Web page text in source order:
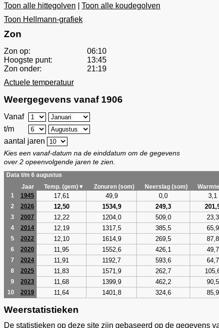
Toon alle hittegolven
Toon alle koudegolven
Toon Hellmann-grafiek
Zon
Zon op:
06:10
Hoogste punt:
13:45
Zon onder:
21:19
Actuele temperatuur
Weergegevens vanaf 1906
Vanaf
t/m
aantal jaren
Kies een vanaf-datum na de einddatum om de gegevens
over 2 opeenvolgende jaren te zien.
Data t/m 6 augustus
Jaar
Temp. (gem)▼ Zonuren (som) Neerslag (som)
1
1945 17,61 49,9 0,0 3,1
2 2026 12,50 1534,9 249,3
3 2007 12,22 1204,0 509,0 23,3
4 2014 12,19 1317,5 385,5 65,9
5 2022 12,10 1614,9 269,5 87,8
6 2020 11,95 1552,6 426,1 49,7
7 2024 11,91 1192,7 593,6 64,7
8 2025 11,83 1571,9 262,7
9 2023 11,68 1399,9 462,2 90,5
10 2019 11,64 1401,8 324,6 85,9
Weerstatistieken
De statistieken op deze site zijn gebaseerd op de gegevens